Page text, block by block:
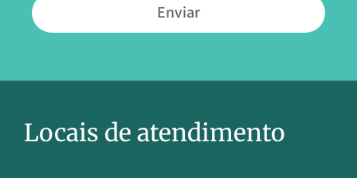
Enviar
Locais de atendimento